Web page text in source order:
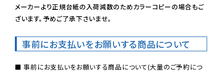
メーカーより正規台紙の入荷減数のためカラーコピーの場合もご
ざいます。予めご了承下さいませ。
事前にお支払いをお願いする商品について
■ 事前にお支払いをお願いする商品について(大量のご予約につ